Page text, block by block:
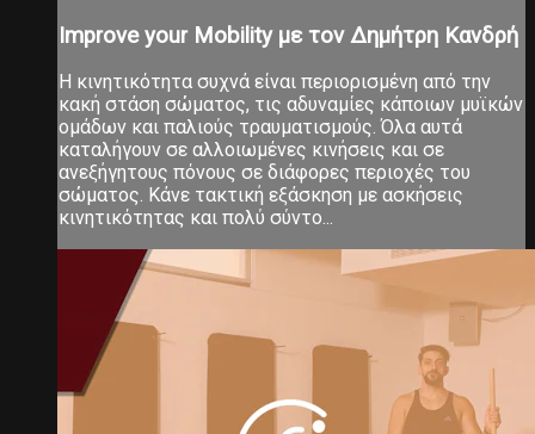
Improve your Mobility με τον Δημήτρη Κανδρή
Η κινητικότητα συχνά είναι περιορισμένη από την
κακή στάση σώματος, τις αδυναμίες κάποιων μυϊκών
ομάδων και παλιούς τραυματισμούς. Όλα αυτά
καταλήγουν σε αλλοιωμένες κινήσεις και σε
ανεξήγητους πόνους σε διάφορες περιοχές του
σώματος. Κάνε τακτική εξάσκηση με ασκήσεις
κινητικότητας και πολύ σύντο...